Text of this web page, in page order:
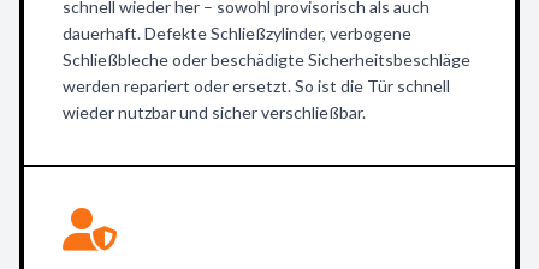
schnell wieder her – sowohl provisorisch als auch
dauerhaft. Defekte Schließzylinder, verbogene
Schließbleche oder beschädigte Sicherheitsbeschläge
werden repariert oder ersetzt. So ist die Tür schnell
wieder nutzbar und sicher verschließbar.